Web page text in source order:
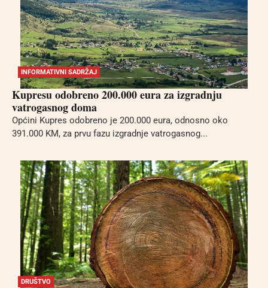
INFORMATIVNI SADRŽAJ
Kupresu odobreno 200.000 eura za izgradnju
vatrogasnog doma
Općini Kupres odobreno je 200.000 eura, odnosno oko
391.000 KM, za prvu fazu izgradnje vatrogasnog...
DRUŠTVO